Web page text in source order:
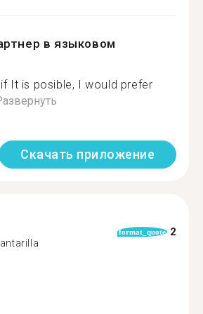
в языковом
It is posible, I would prefer
Скачать приложение
format_quote 2